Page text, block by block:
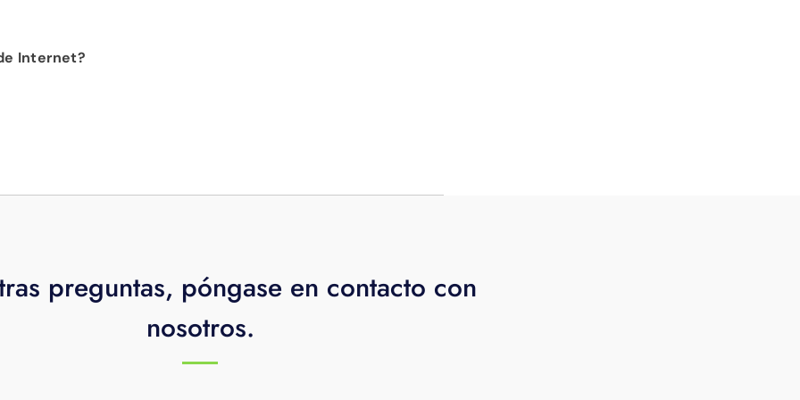
Internet?
lo que quiere, cuando quiere y donde quiere. Ya no
preguntas, póngase en contacto con
nosotros.